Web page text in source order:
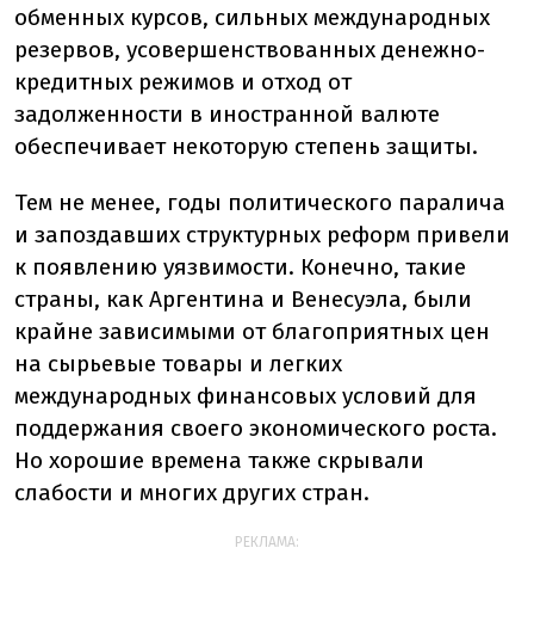
обменных курсов, сильных международных
резервов, усовершенствованных денежно-
кредитных режимов и отход от
задолженности в иностранной валюте
обеспечивает некоторую степень защиты.
Тем не менее, годы политического паралича
и запоздавших структурных реформ привели
к появлению уязвимости. Конечно, такие
страны, как Аргентина и Венесуэла, были
крайне зависимыми от благоприятных цен
на сырьевые товары и легких
международных финансовых условий для
поддержания своего экономического роста.
Но хорошие времена также скрывали
слабости и многих других стран.
РЕКЛАМА: